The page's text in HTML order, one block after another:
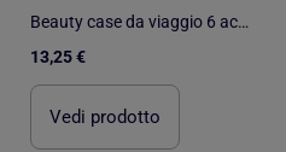
Beauty case da viaggio 6 accessori cotone
13,25 €
Vedi prodotto